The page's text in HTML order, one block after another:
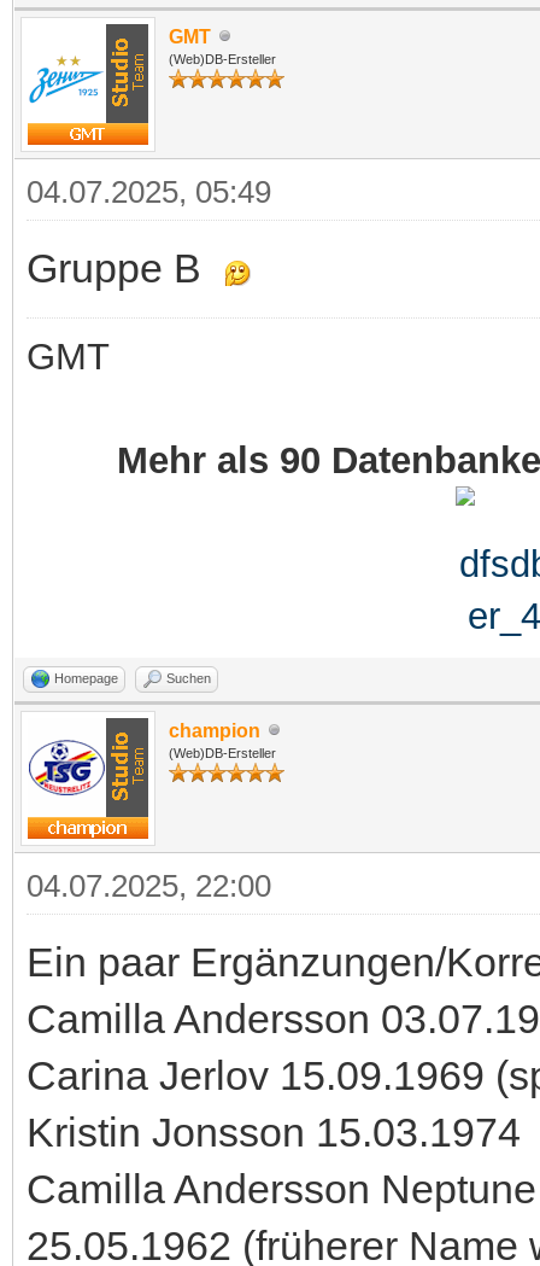
GMT
(Web)DB-Ersteller
04.07.2025, 05:49
Gruppe B
GMT
Mehr als 90
Homepage Suchen
champion
(Web)DB-Ersteller
04.07.2025, 22:00
Ein paar Ergänzungen/
Camilla Andersson
Carina Jerlov 15.09.1969
Kristin Jonsson 15.03.1974
Camilla Andersson
25.05.1962 (früherer Name